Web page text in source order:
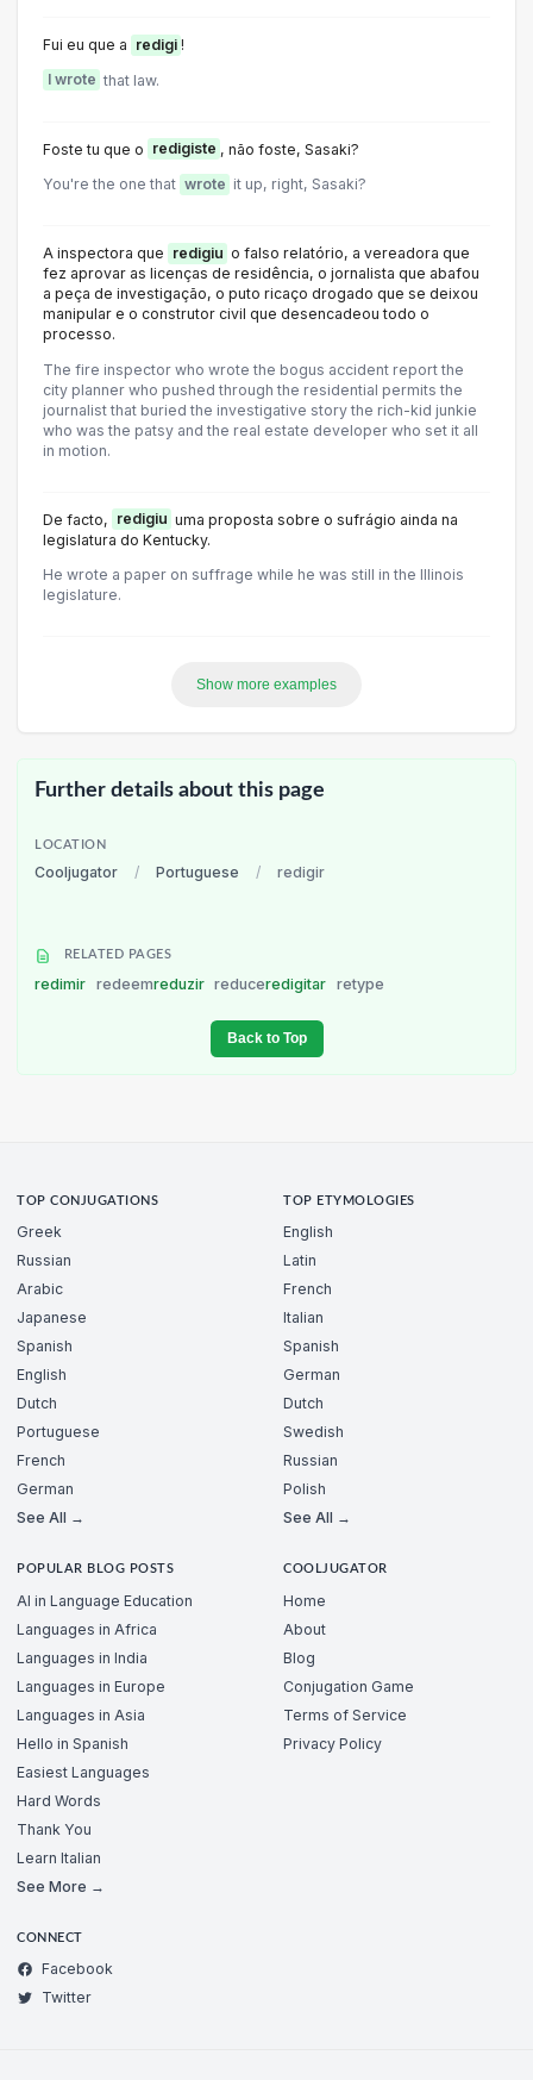
Fui eu que a redigi !
I wrote that law.
Foste tu que o redigiste , não foste, Sasaki?
You're the one that wrote it up, right, Sasaki?
A inspectora que redigiu o falso relatório, a vereadora que
fez aprovar as licenças de residência, o jornalista que abafou
a peça de investigação, o puto ricaço drogado que se deixou
manipular e o construtor civil que desencadeou todo o
processo.
The fire inspector who wrote the bogus accident report the
city planner who pushed through the residential permits the
journalist that buried the investigative story the rich-kid junkie
who was the patsy and the real estate developer who set it all
in motion.
De facto, redigiu uma proposta sobre o sufrágio ainda na
legislatura do Kentucky.
He wrote a paper on suffrage while he was still in the Illinois
legislature.
Show more examples
Further details about this page
LOCATION
Cooljugator / Portuguese / redigir
RELATED PAGES
redimir redeemreduzir reduceredigitar retype
Back to Top
TOP CONJUGATIONS
Greek
Russian
Arabic
Japanese
Spanish
English
Dutch
Portuguese
French
German
See All →
TOP ETYMOLOGIES
English
Latin
French
Italian
Spanish
German
Dutch
Swedish
Russian
Polish
See All →
POPULAR BLOG POSTS
AI in Language Education
Languages in Africa
Languages in India
Languages in Europe
Languages in Asia
Hello in Spanish
Easiest Languages
Hard Words
Thank You
Learn Italian
See More →
COOLJUGATOR
Home
About
Blog
Conjugation Game
Terms of Service
Privacy Policy
CONNECT
Facebook
Twitter